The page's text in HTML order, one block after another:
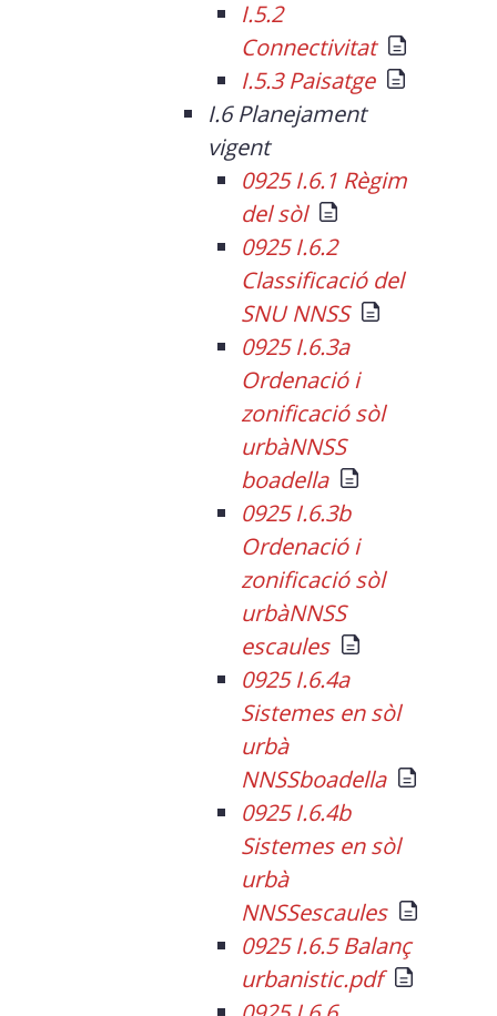
I.5.2
Connectivitat
I.5.3 Paisatge
I.6 Planejament
vigent
0925 I.6.1 Règim
del sòl
0925 I.6.2
Classificació del
SNU NNSS
0925 I.6.3a
Ordenació i
zonificació sòl
urbàNNSS
boadella
0925 I.6.3b
Ordenació i
zonificació sòl
urbàNNSS
escaules
0925 I.6.4a
Sistemes en sòl
urbà
NNSSboadella
0925 I.6.4b
Sistemes en sòl
urbà
NNSSescaules
0925 I.6.5 Balanç
urbanistic.pdf